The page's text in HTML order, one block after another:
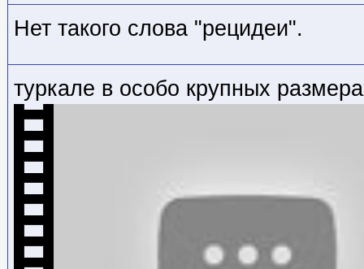
Нет такого слова "рецидеи".
туркале в особо крупных